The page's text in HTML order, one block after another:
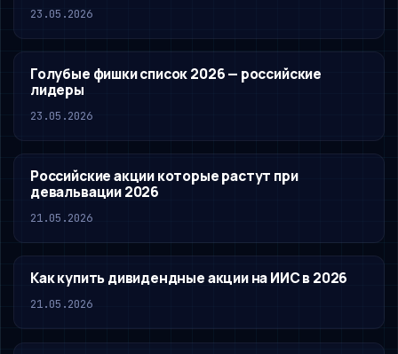
23.05.2026
Голубые фишки список 2026 — российские
лидеры
23.05.2026
Российские акции которые растут при
девальвации 2026
21.05.2026
Как купить дивидендные акции на ИИС в 2026
21.05.2026